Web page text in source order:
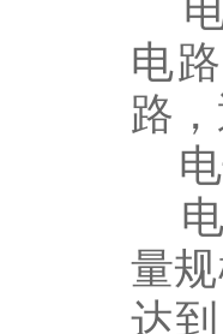
电
电
路
电
电
量
达